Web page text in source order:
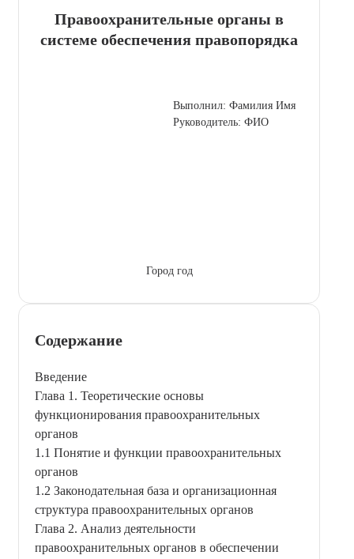
Правоохранительные органы в
системе обеспечения правопорядка
Выполнил: Фамилия Имя
Руководитель: ФИО
Город год
Содержание
Введение
Глава 1. Теоретические основы
функционирования правоохранительных
органов
1.1 Понятие и функции правоохранительных
органов
1.2 Законодательная база и организационная
структура правоохранительных органов
Глава 2. Анализ деятельности
правоохранительных органов в обеспечении